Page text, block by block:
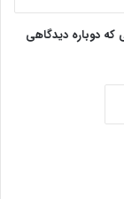
که امروز می‌بینی تو
که دوباره دیدگاهی